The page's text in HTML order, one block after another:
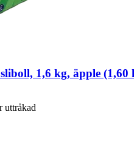
1,6 kg, äpple (1,60
uttråkad